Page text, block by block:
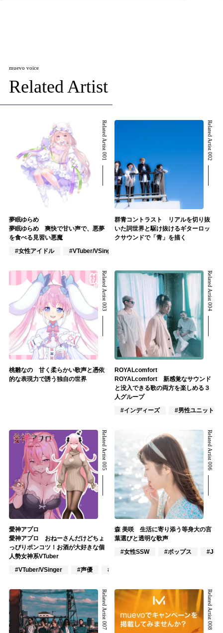
muevo voice
Related Artist
Related Artist 001
夢眠ゆらめ
夢眠ゆらめ 爽快で甘い声で、悪夢
を食べる見習い悪魔
#女性アイドル
#VTuber/VSinger
Related Artist 002
群青コントラスト リアルを切り抜
いた詞世界と駆け抜けるギターロッ
クサウンドで「青」を描く
Related Artist 003
桃雛なの 甘く柔らかい歌声と憑依
的な表現力で誘う独自の世界
Related Artist 004
ROYALcomfort
ROYALcomfort 新感覚なサウンド
と没入できる歌の両方を楽しめる３
人グループ
#インディーズ
#男性ユニット
Related Artist 005
愛神アプロ
愛神アプロ おねーさんだけどちょ
っぴりポンコツ！お酒が大好きな個
人勢女神系VTuber
#VTuber/VSinger
#声優 #アニメ/ゲーム
Related Artist 006
森 美咲 生活に寄り添う等身大の言
葉選びと透明な歌声
#女性SSW
#ポップス #J-
Related Artist 007 Related Artist 008